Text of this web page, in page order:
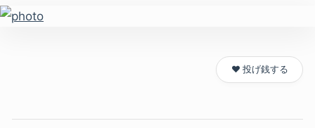
❤️ 投げ銭する